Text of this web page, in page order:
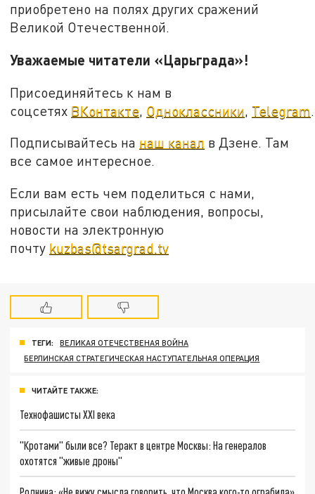
приобретено на полях других сражений
Великой Отечественной.
Уважаемые читатели «Царьграда»!
Присоединяйтесь к нам в
соцсетях ВКонтакте, Одноклассники, Telegram.
Подписывайтесь на наш канал в Дзене. Там
все самое интересное.
Если вам есть чем поделиться с нами,
присылайте свои наблюдения, вопросы,
новости на электронную
почту kuzbas@tsargrad.tv
ТЕГИ:
ВЕЛИКАЯ ОТЕЧЕСТВЕНАЯ ВОЙНА
БЕРЛИНСКАЯ СТРАТЕГИЧЕСКАЯ НАСТУПАТЕЛЬНАЯ ОПЕРАЦИЯ
ЧИТАЙТЕ ТАКЖЕ:
Технофашисты XXI века
"Кротами" были все? Теракт в центре Москвы: На генералов
охотятся "живые дроны"